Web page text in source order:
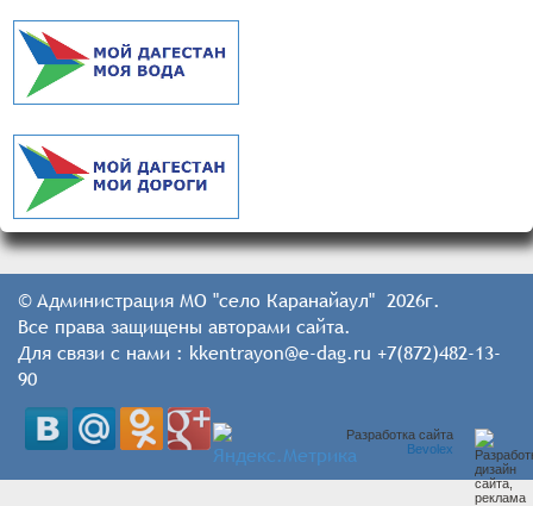
© Администрация МО "село Каранайаул" 2026г.
Все права защищены авторами сайта.
Для связи с нами : kkentrayon@e-dag.ru +7(872)482-13-
90
Разработка сайта
Bevolex